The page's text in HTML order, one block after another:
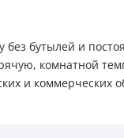
Я принимаю
передачи
бутылей и
комнатной
и коммерческих